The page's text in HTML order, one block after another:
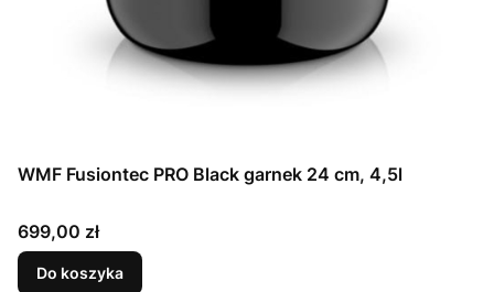
WMF Fusiontec PRO Black garnek 24 cm, 4,5l
Cena
699,00 zł
Do koszyka